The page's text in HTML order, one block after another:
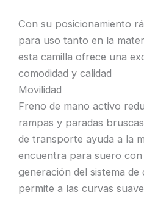
Con su posicionamiento
para uso tanto en la
esta camilla ofrece una
comodidad y calidad
Movilidad
Freno de mano activo
rampas y paradas
de transporte ayuda a la
encuentra para suero con
generación del sistema de
permite a las curvas